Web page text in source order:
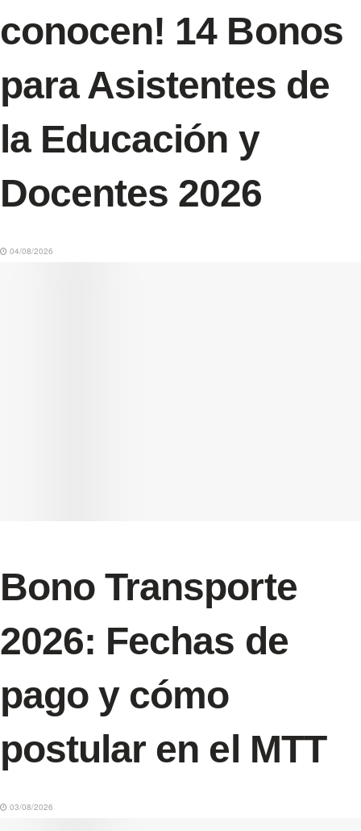
conocen! 14 Bonos
para Asistentes de
la Educación y
Docentes 2026
04/08/2026
Bono Transporte
2026: Fechas de
pago y cómo
postular en el MTT
03/08/2026